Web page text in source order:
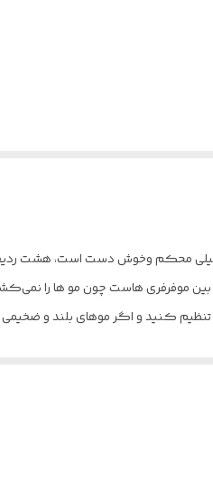
خیلی محکم وخوش دست است، هشت
بین موفرفری هاست چون مو ها را
کنید و اگر موهای بلند و ضخیمی